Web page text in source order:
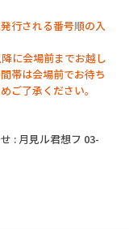
行される番号順の入
に会場前までお越し
帯は会場前でお待ち
ご了承ください。
: 月見ル君想フ 03-